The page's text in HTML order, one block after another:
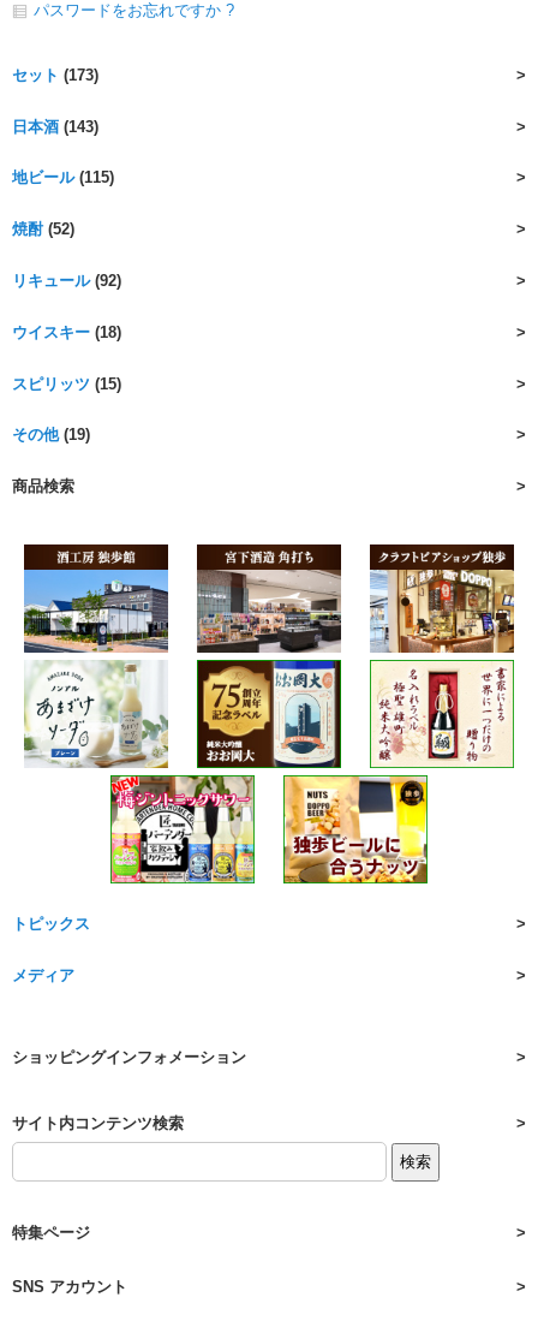
パスワードをお忘れですか ?
セット (173)
日本酒 (143)
地ビール(115)
焼酎(52)
リキュール(92)
ウイスキー (18)
スピリッツ (15)
その他(19)
商品検索
トピックス
メディア
ショッピングインフォメーション
サイト内コンテンツ検索
特集ページ
SNS アカウント